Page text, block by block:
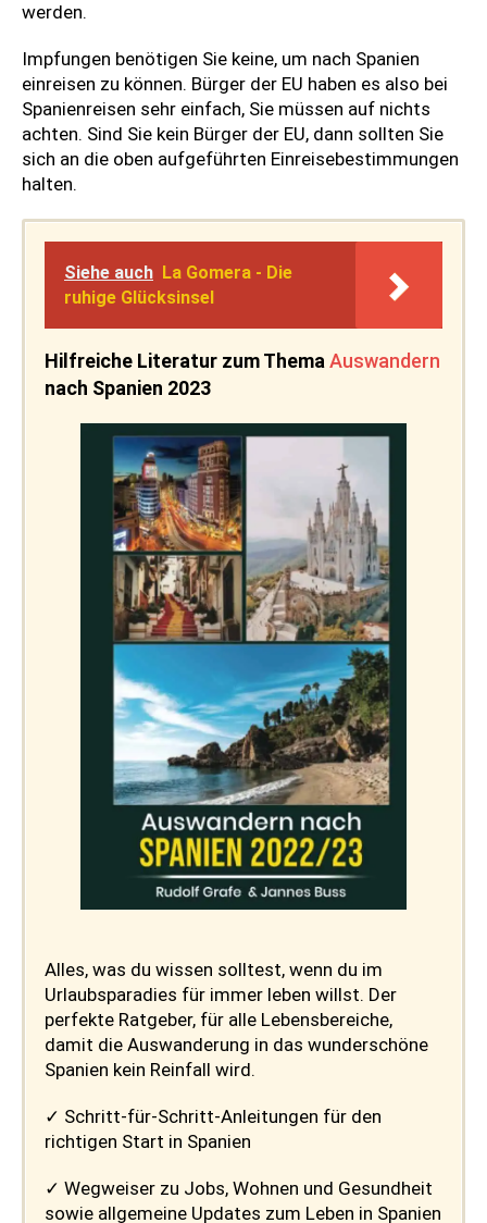
werden.
Impfungen benötigen Sie keine, um nach Spanien
einreisen zu können. Bürger der EU haben es also bei
Spanienreisen sehr einfach, Sie müssen auf nichts
achten. Sind Sie kein Bürger der EU, dann sollten Sie
sich an die oben aufgeführten Einreisebestimmungen
halten.
Siehe auch La Gomera - Die
ruhige Glücksinsel
Hilfreiche Literatur zum Thema Auswandern
nach Spanien 2023
Alles, was du wissen solltest, wenn du im
Urlaubsparadies für immer leben willst. Der
perfekte Ratgeber, für alle Lebensbereiche,
damit die Auswanderung in das wunderschöne
Spanien kein Reinfall wird.
✓ Schritt-für-Schritt-Anleitungen für den
richtigen Start in Spanien
✓ Wegweiser zu Jobs, Wohnen und Gesundheit
sowie allgemeine Updates zum Leben in Spanien